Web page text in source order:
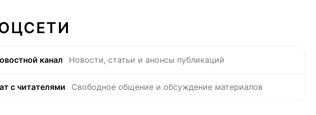
канал Новости, статьи и анонсы публикаций
с читателями Свободное общение и обсуждение материалов